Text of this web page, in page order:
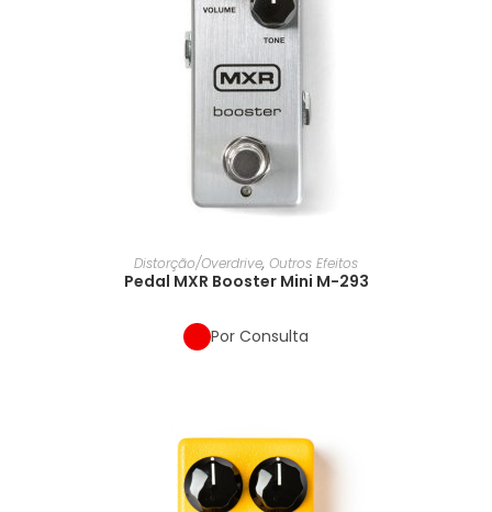
Distorção/Overdrive, Outros Efeitos
Pedal MXR Booster Mini M-293
Por Consulta